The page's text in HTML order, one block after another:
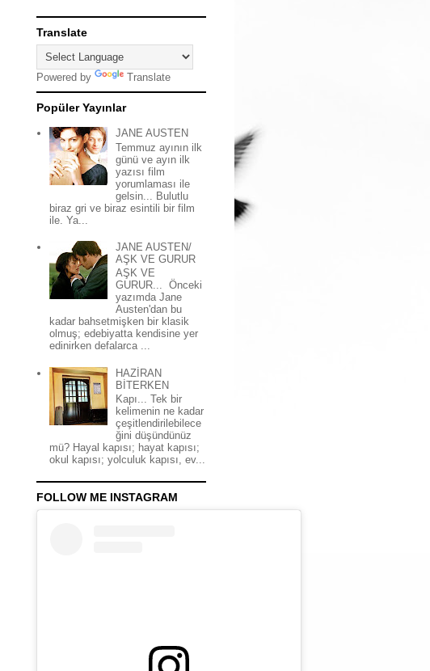
Translate
Powered by Translate
Popüler Yayınlar
JANE AUSTEN
Temmuz ayının ilk
günü ve ayın ilk
yazısı film
yorumlaması ile
gelsin... Bulutlu
biraz gri ve biraz esintili bir film
ile. Ya...
JANE AUSTEN/
AŞK VE GURUR
AŞK VE
GURUR... Önceki
yazımda Jane
Austen'dan bu
kadar bahsetmişken bir klasik
olmuş; edebiyatta kendisine yer
edinirken defalarca ...
HAZİRAN
BİTERKEN
Kapı... Tek bir
kelimenin ne kadar
çeşitlendirilebilece
ğini düşündünüz
mü? Hayal kapısı; hayat kapısı;
okul kapısı; yolculuk kapısı, ev...
FOLLOW ME INSTAGRAM